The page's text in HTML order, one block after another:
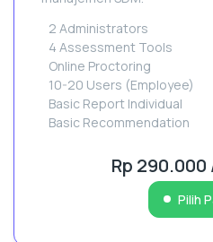
2 Administrators
4 Assessment Tools
Online Proctoring
10-20 Users (Employee)
Basic Report Individual
Basic Recommendation
Rp 290.000
Pilih